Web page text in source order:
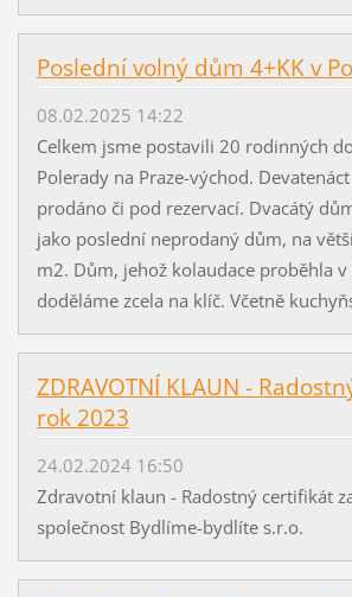
Poslední volný dům 4+KK v
08.02.2025 14:22
Celkem jsme postavili 20 rodinných
Polerady na Praze-východ.
prodáno či pod rezervací. Dvacátý
jako poslední neprodaný dům, na
m2. Dům, jehož kolaudace proběhla
doděláme zcela na klíč. Včetně
ZDRAVOTNÍ KLAUN -
rok 2023
24.02.2024 16:50
Zdravotní klaun - Radostný certifikát
společnost Bydlíme-bydlíte s.r.o.